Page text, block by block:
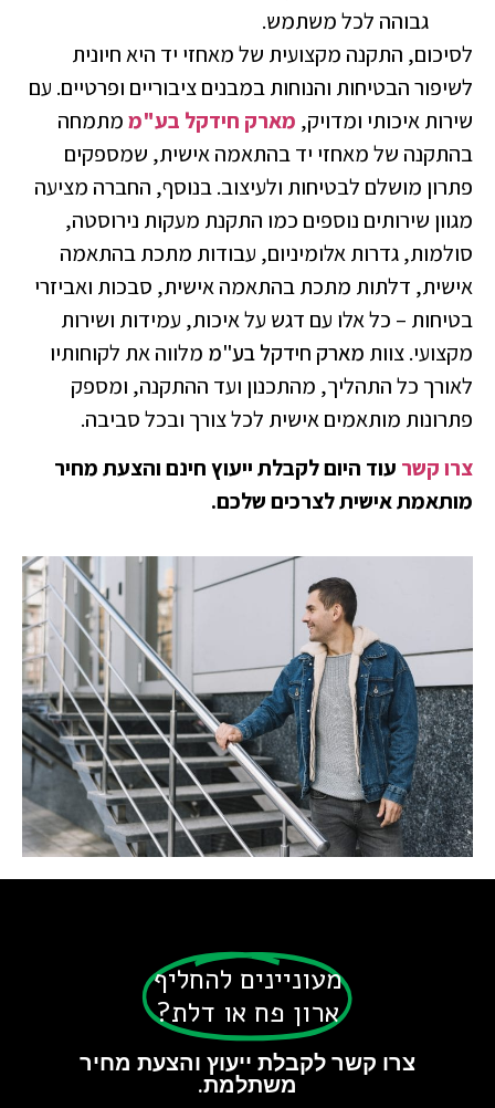
גבוהה לכל משתמש.
התקנה מקצועית של מאחזי יד היא חיונית
הבטיחות והנוחות במבנים ציבוריים ופרטיים. עם
איכותי ומדויק,מארק חידקל בע"ממתמחה
של מאחזי יד בהתאמה אישית, שמספקים
מושלם לבטיחות ולעיצוב. בנוסף, החברה מציעה
שירותים נוספים כמו התקנת מעקות נירוסטה,
גדרות אלומיניום, עבודות מתכת בהתאמה
דלתות מתכת בהתאמה אישית, סבכות ואביזרי
– כל אלו עם דגש על איכות, עמידות ושירות
צוותמארק חידקל בע"ממלווה את לקוחותיו
כל התהליך, מהתכנון ועד ההתקנה, ומספק
מותאמים אישית לכל צורך ובכל סביבה.
קשרעוד היום לקבלת ייעוץ חינם והצעת מחיר
אישית לצרכים שלכם.
מעוניינים להחליף
ארון פח או דלת?
צרו קשר לקבלת ייעוץ והצעת מחיר
משתלמת.